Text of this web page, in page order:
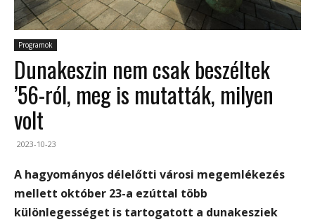
Programok
Dunakeszin nem csak beszéltek
’56-ról, meg is mutatták, milyen
volt
2023-10-23
A hagyományos délelőtti városi megemlékezés
mellett október 23-a ezúttal több
különlegességet is tartogatott a dunakesziek